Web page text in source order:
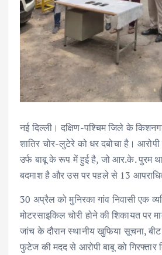
नई दिल्ली। दक्षिण-पश्चिम जिले के
शातिर चोर-लुटेरे को धर दबोचा है।
उर्फ बाबू के रूप में हुई है, जो आर.के. पुरम
बदमाश है और उस पर पहले से 13
30 अप्रैल को मुनिरका गांव निवासी एक
मोटरसाइकिल चोरी होने की शिकायत पर
जांच के दौरान स्थानीय खुफिया सूचना,
फुटेज की मदद से आरोपी बाबू को गिरफ्तार